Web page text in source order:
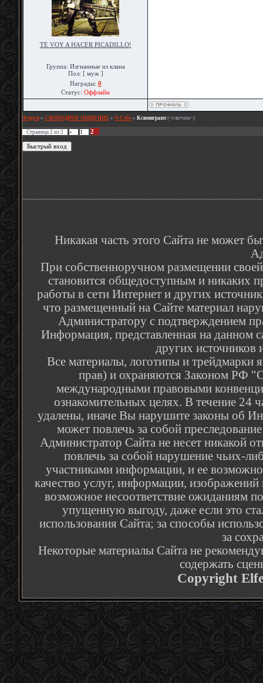
TE VOY A HACER PICADILLO!
Группа: Изгнанные из клана
Пол: [ муж ]
Награды: 0
Статус: Оффлайн
Форум » СВОБОДНОЕ ОБЩЕНИЕ » О Себе » Ксимигрант (~глючим~)
Страница 2 из 2 « 1 2
Никакая часть этого Сайта не может
При собственноручном размещении
становится общедоступным и никаких
работы в сети Интернет и других
что размещенный на Сайте материал
Администратору с подтверждением
Информация, представленная на данном
других
Все материалы, логотипы и трейдмарки
прав) и охраняются Законом РФ
международными правовыми
ознакомительных целях. В течение 24
удалены, иначе Вы нарушите законы об
может повлечь за собой
Администратор Сайта не несет никакой
повлечь за собой нарушение чьих-
участниками информации, и ее
качество услуг, информации,
возможное несоответствие ожиданиям
упущенную выгоду, даже если это
использования Сайта; за способы
за
Некоторые материалы Сайта не
содержать
Copyright